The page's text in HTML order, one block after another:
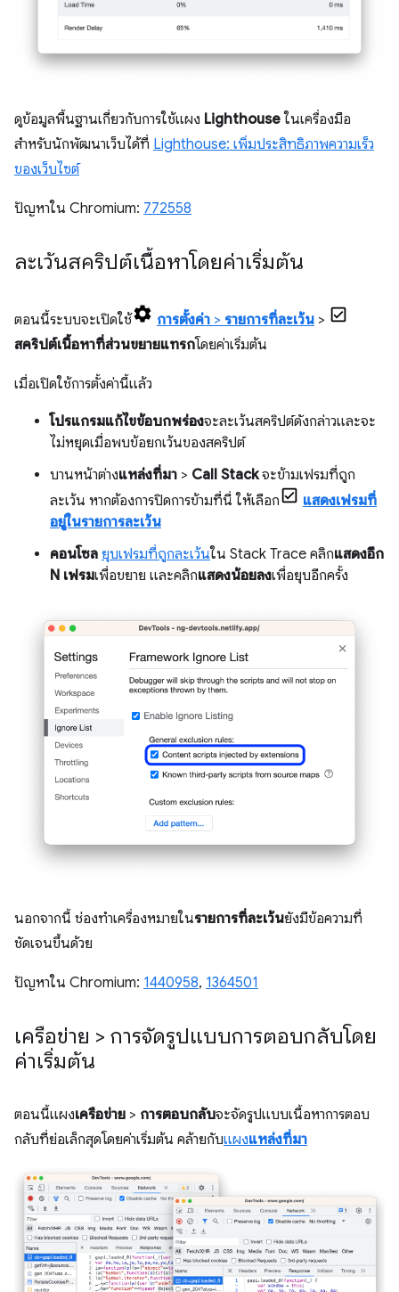
ดูข้อมูลพื้นฐานเกี่ยวกับการใช้แผง Lighthouse ในเครื่องมือ
สำหรับนักพัฒนาเว็บได้ที่ Lighthouse: เพิ่มประสิทธิภาพความเร็ว
ของเว็บไซต์
ปัญหาใน Chromium: 772558
ละเว้นสคริปต์เนื้อหาโดยค่าเริ่มต้น
ตอนนี้ระบบจะเปิดใช้ การตั้งค่า > รายการที่ละเว้น >
สคริปต์เนื้อหาที่ส่วนขยายแทรกโดยค่าเริ่มต้น
เมื่อเปิดใช้การตั้งค่านี้แล้ว
โปรแกรมแก้ไขข้อบกพร่องจะละเว้นสคริปต์ดังกล่าวและจะ
ไม่หยุดเมื่อพบข้อยกเว้นของสคริปต์
บานหน้าต่างแหล่งที่มา > Call Stackจะข้ามเฟรมที่ถูก
ละเว้น หากต้องการปิดการข้ามที่นี่ ให้เลือก
แสดงเฟรมที่
อยู่ในรายการละเว้น
คอนโซล ยุบเฟรมที่ถูกละเว้นใน Stack Trace คลิกแสดงอีก
N เฟรมเพื่อขยาย และคลิกแสดงน้อยลงเพื่อยุบอีกครั้ง
นอกจากนี้ ช่องทําเครื่องหมายในรายการที่ละเว้นยังมีข้อความที่
ชัดเจนขึ้นด้วย
ปัญหาใน Chromium: 1440958, 1364501
เครือข่าย > การจัดรูปแบบการตอบกลับโดย
ค่าเริ่มต้น
ตอนนี้แผงเครือข่าย > การตอบกลับจะจัดรูปแบบเนื้อหาการตอบ
กลับที่ย่อเล็กสุดโดยค่าเริ่มต้น คล้ายกับแผงแหล่งที่มา